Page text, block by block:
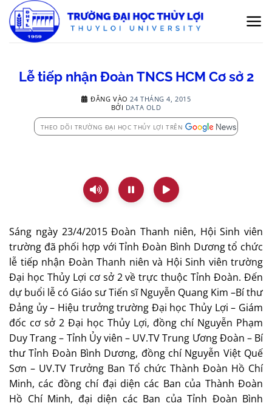
qua
nội
Lễ tiếp nhận Đoàn TNCS HCM Cơ sở 2
ĐĂNG VÀO 24 THÁNG 4, 2015
BỞI DATA OLD
THEO DÕI TRƯỜNG ĐẠI HỌC THỦY LỢI TRÊN
Sáng ngày 23/4/2015 Đoàn Thanh niên, Hội Sinh viên
trường đã phối hợp với Tỉnh Đoàn Bình Dương tổ chức
lễ tiếp nhận Đoàn Thanh niên và Hội Sinh viên trường
Đại học Thủy Lợi cơ sở 2 về trực thuộc Tỉnh Đoàn. Đến
dự buổi lễ có Giáo sư Tiến sĩ Nguyễn Quang Kim –Bí thư
Đảng ủy – Hiệu trưởng trường Đại học Thủy Lợi – Giám
đốc cơ sở 2 Đại học Thủy Lợi, đồng chí Nguyễn Phạm
Duy Trang – Tỉnh Ủy viên – UV.TV Trung Ương Đoàn – Bí
thư Tỉnh Đoàn Bình Dương, đồng chí Nguyễn Việt Quế
Sơn – UV.TV Trưởng Ban Tổ chức Thành Đoàn Hồ Chí
Minh, các đồng chí đại diện các Ban của Thành Đoàn
Hồ Chí Minh, đại diện các Ban của Tỉnh Đoàn Bình